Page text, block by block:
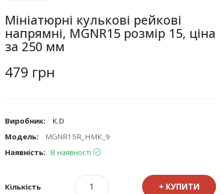
Мініатюрні кулькові рейкові
напрямні, MGNR15 розмір 15, ціна
за 250 мм
479 грн
Виробник:
K.D
Модель:
MGNR15R_HMK_9
Наявність: В наявності
Кількість КУПИТИ